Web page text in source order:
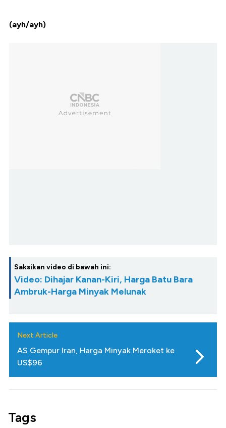
(ayh/ayh)
Saksikan video di bawah ini:
Video: Dihajar Kanan-Kiri, Harga Batu Bara
Ambruk-Harga Minyak Melunak
Next Article
AS Gempur Iran, Harga Minyak Meroket ke
US$96
Tags